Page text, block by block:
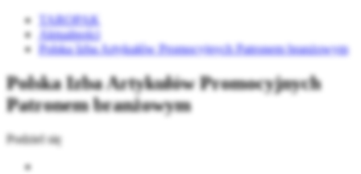
TAROPAK
Aktualności
Polska Izba Artykułów Promocyjnych Patronem branżowym
Polska Izba Artykułów Promocyjnych
Patronem branżowym
Podziel się